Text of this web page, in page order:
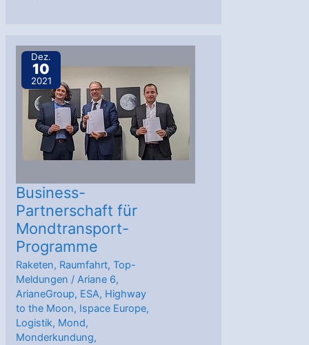
weich
dem
Mond
Dez.
10
2021
Business-
Partnerschaft für
Mondtransport-
Programme
Raketen, Raumfahrt,Top-
Meldungen /Ariane 6,
ArianeGroup, ESA, Highway
to the Moon, Ispace Europe,
Logistik, Mond,
Monderkundung,